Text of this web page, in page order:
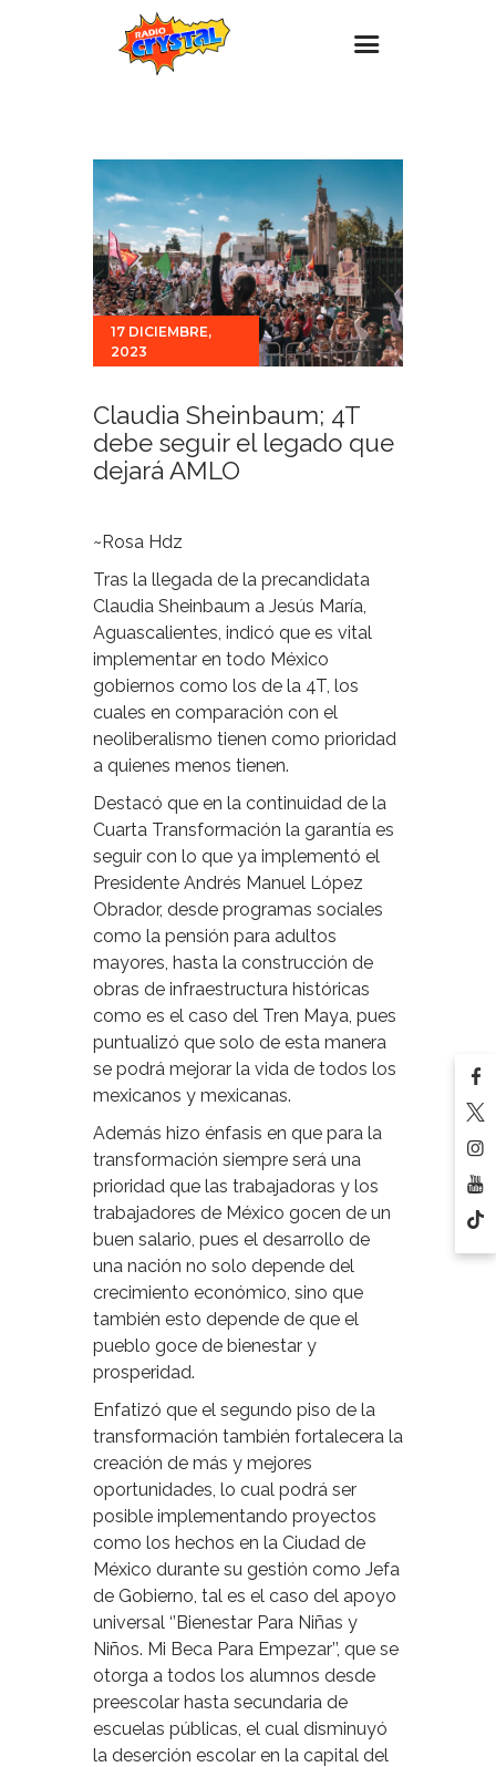
Estaciones
Eventos
Promociones
Noticias
Para ti
Contacto
17 DICIEMBRE,
2023
Claudia Sheinbaum; 4T
debe seguir el legado que
dejará AMLO
~Rosa Hdz
Tras la llegada de la precandidata
Claudia Sheinbaum a Jesús María,
Aguascalientes, indicó que es vital
implementar en todo México
gobiernos como los de la 4T, los
cuales en comparación con el
neoliberalismo tienen como prioridad
a quienes menos tienen.
Destacó que en la continuidad de la
Cuarta Transformación la garantía es
seguir con lo que ya implementó el
Presidente Andrés Manuel López
Obrador, desde programas sociales
como la pensión para adultos
mayores, hasta la construcción de
obras de infraestructura históricas
como es el caso del Tren Maya, pues
puntualizó que solo de esta manera
se podrá mejorar la vida de todos los
mexicanos y mexicanas.
Además hizo énfasis en que para la
transformación siempre será una
prioridad que las trabajadoras y los
trabajadores de México gocen de un
buen salario, pues el desarrollo de
una nación no solo depende del
crecimiento económico, sino que
también esto depende de que el
pueblo goce de bienestar y
prosperidad.
Enfatizó que el segundo piso de la
transformación también fortalecera la
creación de más y mejores
oportunidades, lo cual podrá ser
posible implementando proyectos
como los hechos en la Ciudad de
México durante su gestión como Jefa
de Gobierno, tal es el caso del apoyo
universal ‘’Bienestar Para Niñas y
Niños. Mi Beca Para Empezar’’, que se
otorga a todos los alumnos desde
preescolar hasta secundaria de
escuelas públicas, el cual disminuyó
la deserción escolar en la capital del